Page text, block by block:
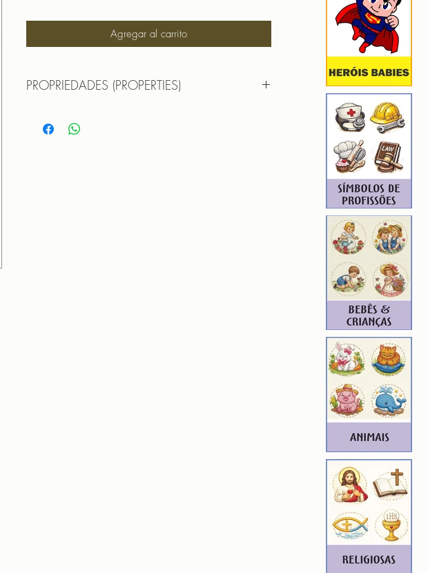
Agregar al carrito
PROPRIEDADES (PROPERTIES)
TAMANHO (SIZE) : 9,56 cm x 8,93 cm